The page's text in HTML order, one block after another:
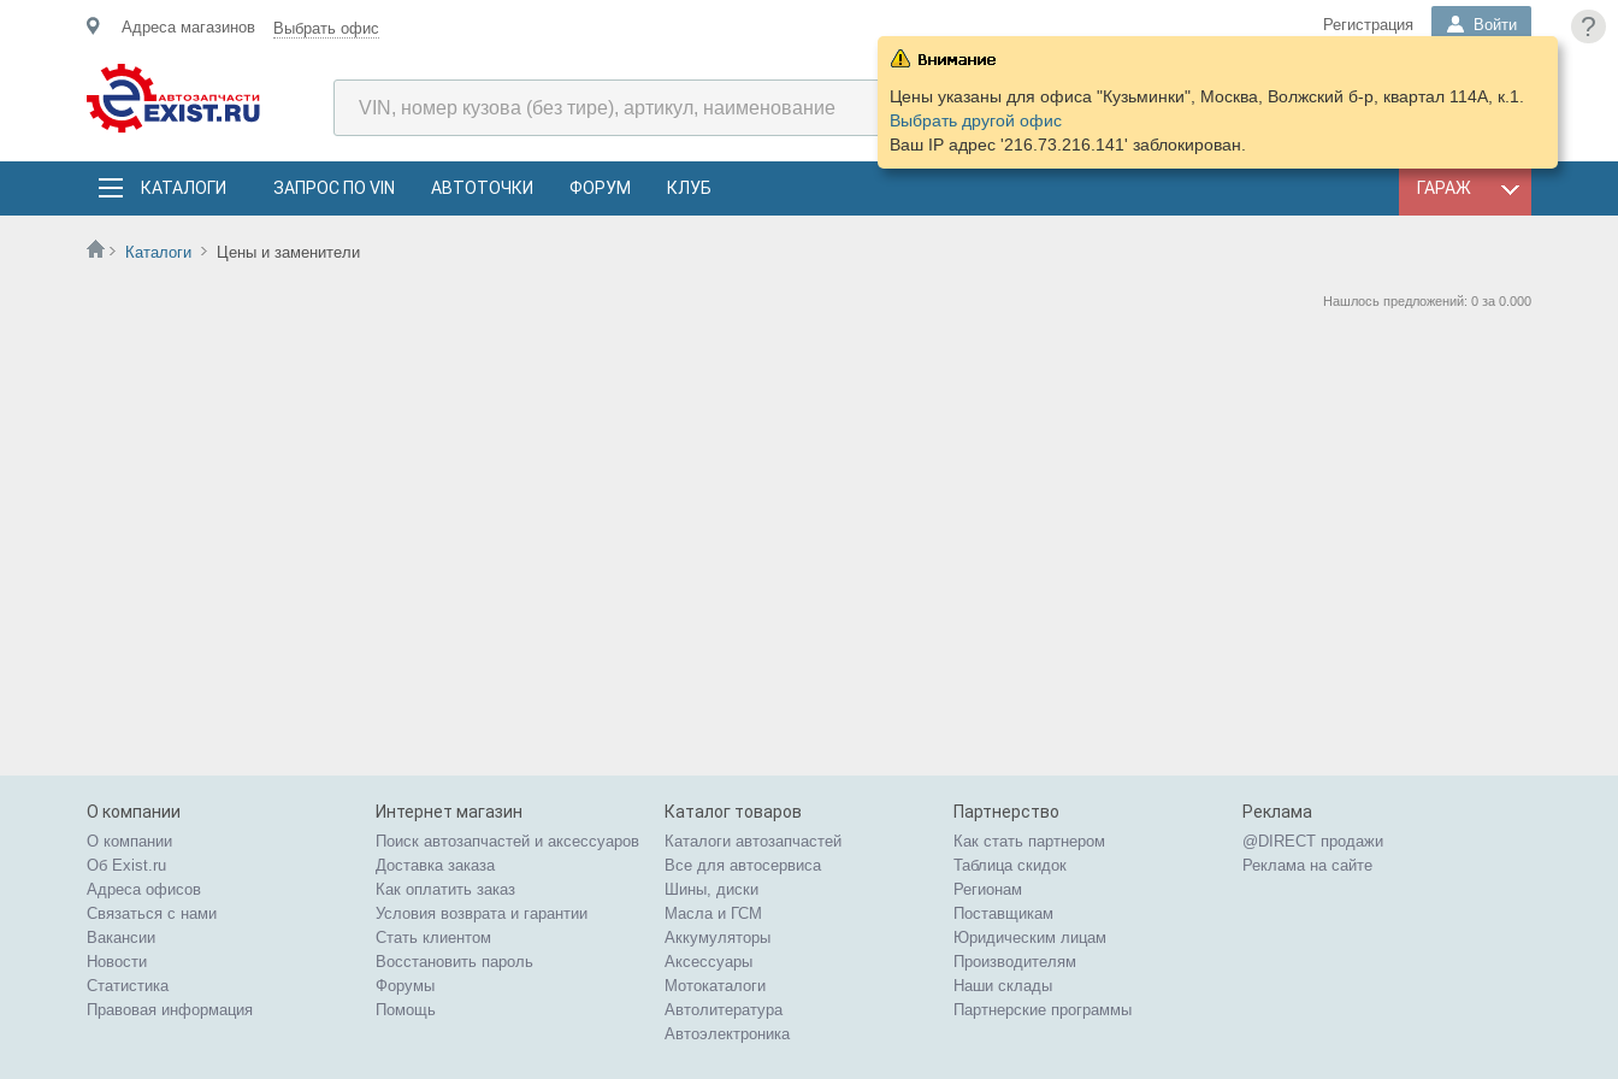
?
Адреса магазинов Выбрать офис Регистрация Войти
КОРЗИНА
ПОДОБРАТЬ
КАТАЛОГИ ЗАПРОС ПО VIN АВТОТОЧКИ ФОРУМ КЛУБ ГАРАЖ
Каталоги Цены и заменители
Цены указаны для офиса "Кузьминки", Москва, Волжский б-р, квартал 114А, к.1.
Выбрать другой офис
Ваш IP адрес '216.73.216.141' заблокирован.
Нашлось предложений: 0 за 0.000
О компании
О компании
Об Exist.ru
Адреса офисов
Связаться с нами
Вакансии
Новости
Статистика
Правовая информация
Интернет магазин
Поиск автозапчастей и аксессуаров
Доставка заказа
Как оплатить заказ
Условия возврата и гарантии
Стать клиентом
Восстановить пароль
Форумы
Помощь
Каталог товаров
Каталоги автозапчастей
Все для автосервиса
Шины, диски
Масла и ГСМ
Аккумуляторы
Аксессуары
Мотокаталоги
Автолитература
Автоэлектроника
Партнерство
Как стать партнером
Таблица скидок
Регионам
Поставщикам
Юридическим лицам
Производителям
Наши склады
Партнерские программы
Реклама
@DIRECT продажи
Реклама на сайте